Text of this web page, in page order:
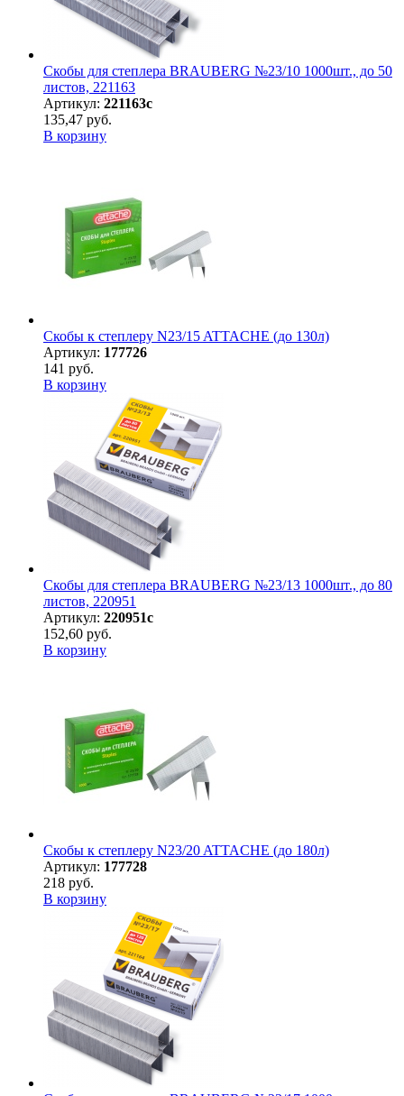
Скобы для степлера BRAUBERG №23/10 1000шт., до 50
листов, 221163
Артикул: 221163с
135,47 руб.
В корзину
Скобы к степлеру N23/15 ATTACHE (до 130л)
Артикул: 177726
141 руб.
В корзину
Скобы для степлера BRAUBERG №23/13 1000шт., до 80
листов, 220951
Артикул: 220951с
152,60 руб.
В корзину
Скобы к степлеру N23/20 ATTACHE (до 180л)
Артикул: 177728
218 руб.
В корзину